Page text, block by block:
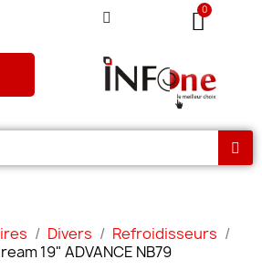
Divers
Refroidisseurs
19" ADVANCE NB79